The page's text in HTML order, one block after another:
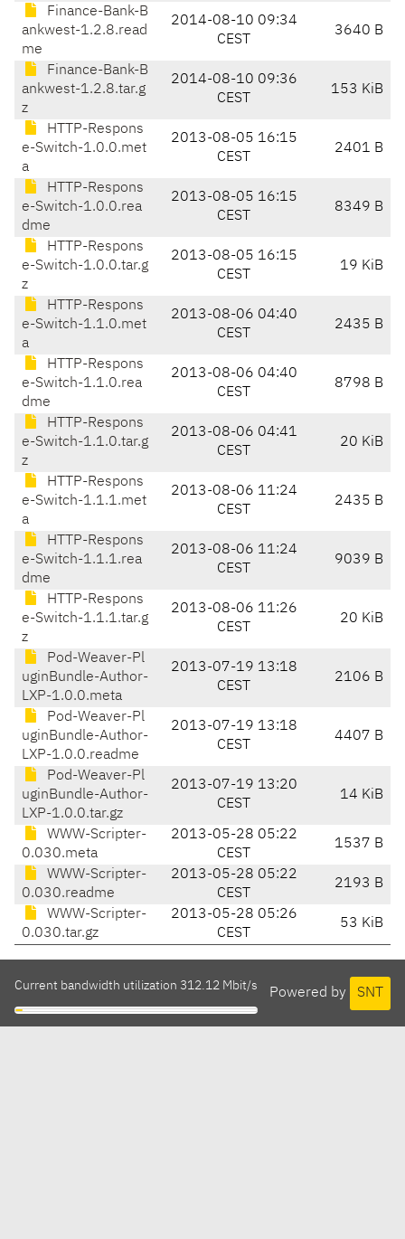
Finance-Bank-B
ankwest-1.2.8.read
me
2014-08-10 09:34
CEST
3640 B
Finance-Bank-B
ankwest-1.2.8.tar.g
z
2014-08-10 09:36
CEST
153 KiB
HTTP-Respons
e-Switch-1.0.0.met
a
2013-08-05 16:15
CEST
2401 B
HTTP-Respons
e-Switch-1.0.0.rea
dme
2013-08-05 16:15
CEST
8349 B
HTTP-Respons
e-Switch-1.0.0.tar.g
z
2013-08-05 16:15
CEST
19 KiB
HTTP-Respons
e-Switch-1.1.0.met
a
2013-08-06 04:40
CEST
2435 B
HTTP-Respons
e-Switch-1.1.0.rea
dme
2013-08-06 04:40
CEST
8798 B
HTTP-Respons
e-Switch-1.1.0.tar.g
z
2013-08-06 04:41
CEST
20 KiB
HTTP-Respons
e-Switch-1.1.1.met
a
2013-08-06 11:24
CEST
2435 B
HTTP-Respons
e-Switch-1.1.1.rea
dme
2013-08-06 11:24
CEST
9039 B
HTTP-Respons
e-Switch-1.1.1.tar.g
z
2013-08-06 11:26
CEST
20 KiB
Pod-Weaver-Pl
uginBundle-Author-
LXP-1.0.0.meta
2013-07-19 13:18
CEST
2106 B
Pod-Weaver-Pl
uginBundle-Author-
LXP-1.0.0.readme
2013-07-19 13:18
CEST
4407 B
Pod-Weaver-Pl
uginBundle-Author-
LXP-1.0.0.tar.gz
2013-07-19 13:20
CEST
14 KiB
WWW-Scripter-
0.030.meta
2013-05-28 05:22
CEST
1537 B
WWW-Scripter-
0.030.readme
2013-05-28 05:22
CEST
2193 B
WWW-Scripter-
0.030.tar.gz
2013-05-28 05:26
CEST
53 KiB
Powered by SNT
Current bandwidth utilization 312.12 Mbit/s